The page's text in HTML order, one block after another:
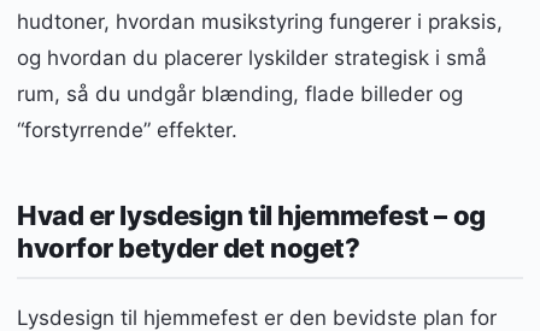
hudtoner, hvordan musikstyring fungerer i praksis,
og hvordan du placerer lyskilder strategisk i små
rum, så du undgår blænding, flade billeder og
“forstyrrende” effekter.
Hvad er lysdesign til hjemmefest – og
hvorfor betyder det noget?
Lysdesign til hjemmefest er den bevidste plan for